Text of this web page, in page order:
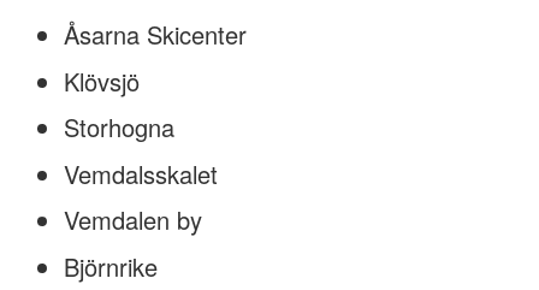
Åsarna Skicenter
Klövsjö
Storhogna
Vemdalsskalet
Vemdalen by
Björnrike